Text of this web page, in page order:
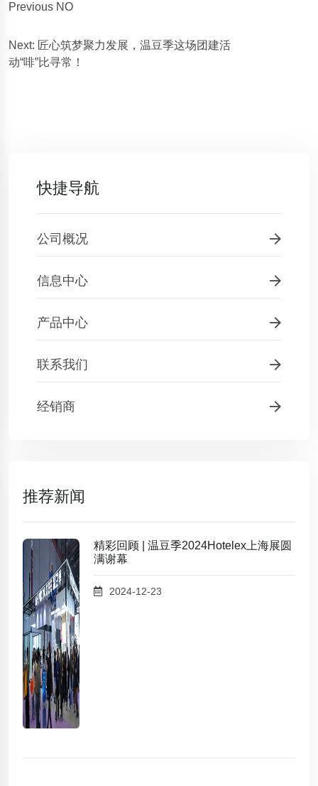
Previous NO
Next: 匠心筑梦聚力发展，温豆季这场团建活
动“啡”比寻常！
快捷导航
公司概况
信息中心
产品中心
联系我们
经销商
推荐新闻
精彩回顾 | 温豆季2024Hotelex上海展圆
满谢幕
2024-12-23